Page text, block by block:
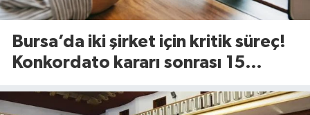
Bursa’da iki şirket için kritik süreç!
Konkordato kararı sonrası 15